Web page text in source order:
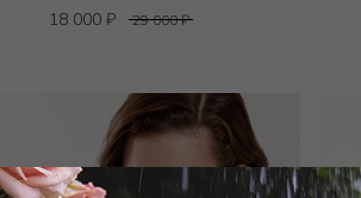
18 000 ₽ 29 000₽